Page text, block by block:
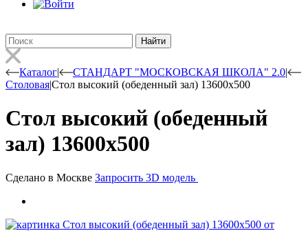
Найти
Каталог| СТАНДАРТ "МОСКОВСКАЯ ШКОЛА" 2.0|
Столовая|Стол высокий (обеденный зал) 13600х500
Стол высокий (обеденный
зал) 13600х500
Сделано в Москве Запросить 3D модель